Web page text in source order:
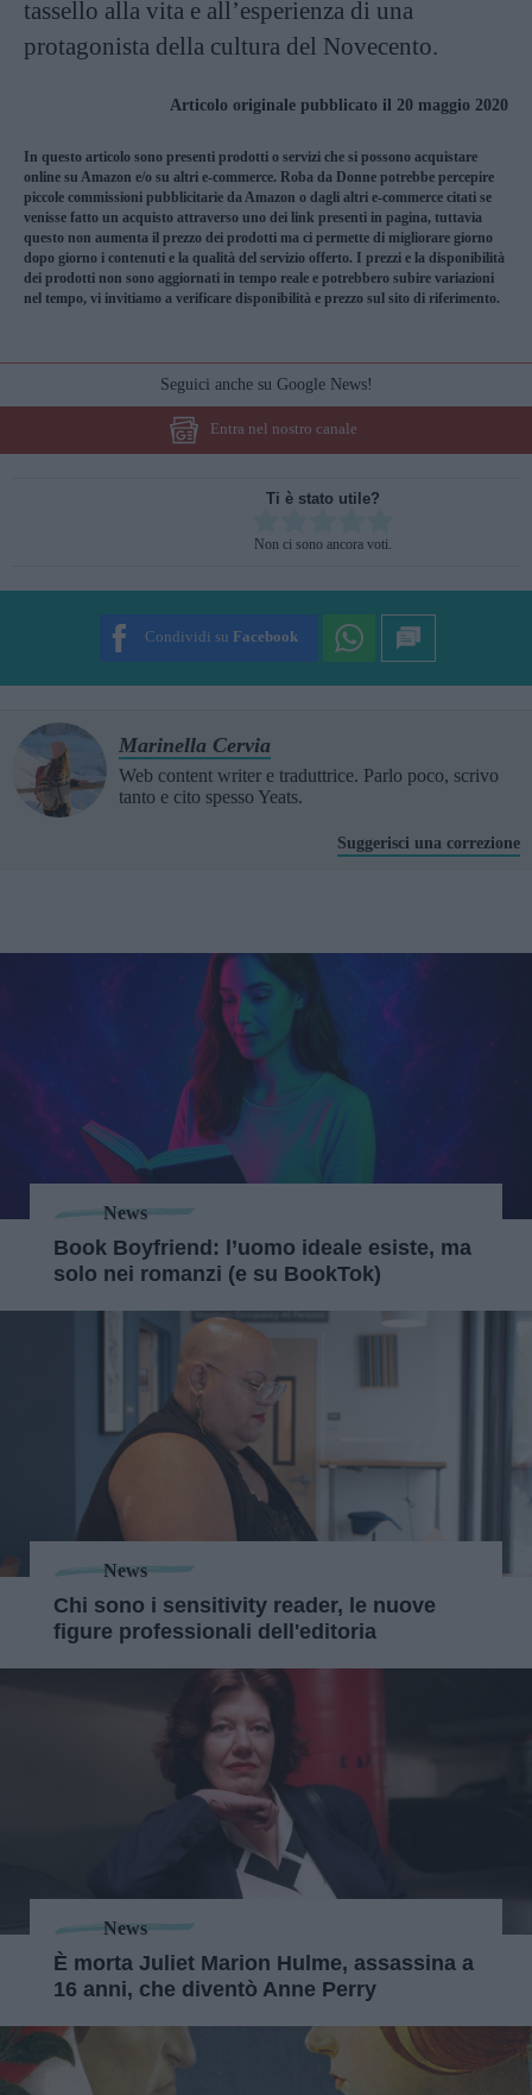
tassello alla vita e all’esperienza di una
protagonista della cultura del Novecento.
Articolo originale pubblicato il 20 maggio 2020
In questo articolo sono presenti prodotti o servizi che si possono acquistare
online su Amazon e/o su altri e-commerce. Roba da Donne potrebbe percepire
piccole commissioni pubblicitarie da Amazon o dagli altri e-commerce citati se
venisse fatto un acquisto attraverso uno dei link presenti in pagina, tuttavia
questo non aumenta il prezzo dei prodotti ma ci permette di migliorare giorno
dopo giorno i contenuti e la qualità del servizio offerto. I prezzi e la disponibilità
dei prodotti non sono aggiornati in tempo reale e potrebbero subire variazioni
nel tempo, vi invitiamo a verificare disponibilità e prezzo sul sito di riferimento.
Seguici anche su Google News!
Entra nel nostro canale
Ti è stato utile?
Non ci sono ancora voti.
Condividi su Facebook
Marinella Cervia
Web content writer e traduttrice. Parlo poco, scrivo
tanto e cito spesso Yeats.
Suggerisci una correzione
News
Book Boyfriend: l’uomo ideale esiste, ma
solo nei romanzi (e su BookTok)
News
Chi sono i sensitivity reader, le nuove
figure professionali dell'editoria
News
È morta Juliet Marion Hulme, assassina a
16 anni, che diventò Anne Perry